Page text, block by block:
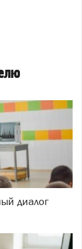
диалог